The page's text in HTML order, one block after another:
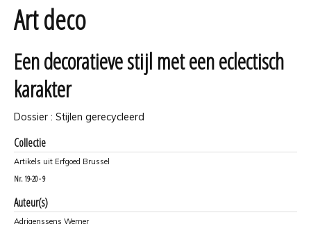
Art deco
Een decoratieve stijl met een eclectisch
karakter
Dossier : Stijlen gerecycleerd
Collectie
Artikels uit Erfgoed Brussel
Nr. 19-20 - 9
Auteur(s)
Adriaenssens Werner